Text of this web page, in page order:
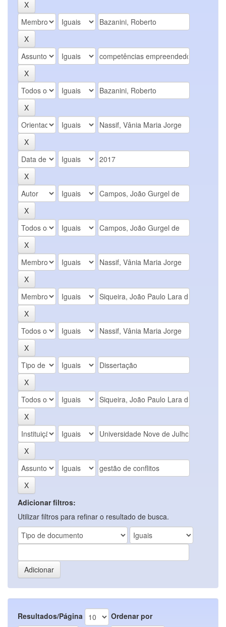
Adicionar filtros:
Utilizar filtros para refinar o resultado de busca.
Resultados/Página Ordenar por